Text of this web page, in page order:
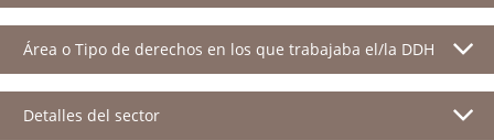
Área o Tipo de derechos en los que trabajaba el/la DDH
Detalles del sector